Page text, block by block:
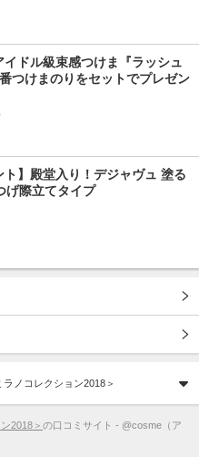
イドル級束感つけま『ラッシュ
つけまのりをセットでプレゼン
ト】殿堂入り！デジャヴュ 塗る
げ際立てタイプ
ノコレクション2018＞
2018＞ の口コミサイト - @cosme（ア